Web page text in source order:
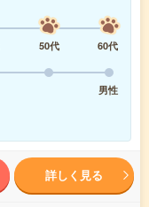
50代
60代
男性
詳しく見る